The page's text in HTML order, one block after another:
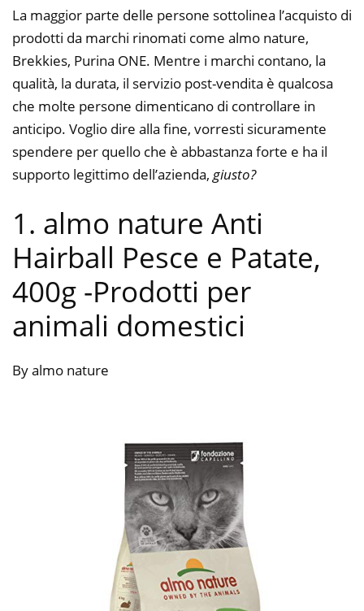
La maggior parte delle persone sottolinea l’acquisto di
prodotti da marchi rinomati come almo nature,
Brekkies, Purina ONE. Mentre i marchi contano, la
qualità, la durata, il servizio post-vendita è qualcosa
che molte persone dimenticano di controllare in
anticipo. Voglio dire alla fine, vorresti sicuramente
spendere per quello che è abbastanza forte e ha il
supporto legittimo dell’azienda, giusto?
1. almo nature Anti
Hairball Pesce e Patate,
400g -Prodotti per
animali domestici
By almo nature